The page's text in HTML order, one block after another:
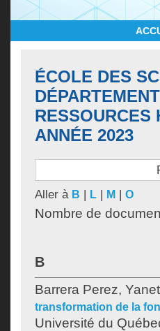
ÉCOLE DES
RESSOURCES
ANNÉE 2023
Aller à B | L | M | O
Nombre de
B
Barrera Perez, Yanet
transformation de la
Université du